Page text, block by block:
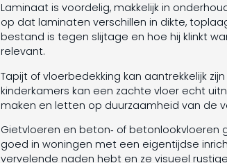
Laminaat is voordelig, makkelijk in
op dat laminaten verschillen in dikte,
bestand is tegen slijtage en hoe hij klinkt
relevant.
Tapijt of vloerbedekking kan aantrekkelijk
kinder­kamers kan een zachte vloer echt
maken en letten op duurzaamheid van de
Gietvloeren en beton‑ of
goed in woningen met een eigentijdse
vervelende naden hebt en ze visueel